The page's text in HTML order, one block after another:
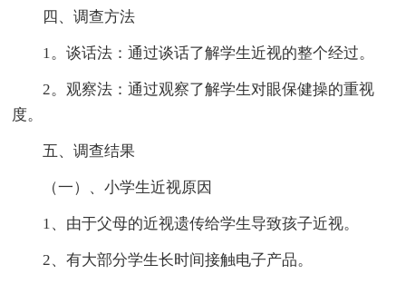
四、调查方法
1。谈话法：通过谈话了解学生近视的整个经过。
2。观察法：通过观察了解学生对眼保健操的重视
度。
五、调查结果
（一）、小学生近视原因
1、由于父母的近视遗传给学生导致孩子近视。
2、有大部分学生长时间接触电子产品。